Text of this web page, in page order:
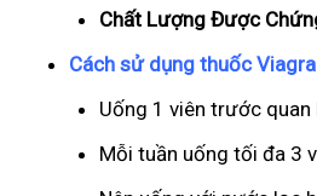
Chất Lượng Được
Cách sử dụng thuốc
Uống 1 viên trước quan
Mỗi tuần uống tối đa 3